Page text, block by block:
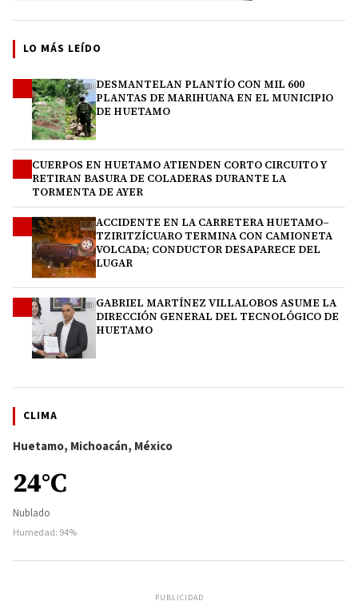
LO MÁS LEÍDO
DESMANTELAN PLANTÍO CON MIL 600
PLANTAS DE MARIHUANA EN EL MUNICIPIO
DE HUETAMO
CUERPOS EN HUETAMO ATIENDEN CORTO CIRCUITO Y
RETIRAN BASURA DE COLADERAS DURANTE LA
TORMENTA DE AYER
ACCIDENTE EN LA CARRETERA HUETAMO–
TZIRITZÍCUARO TERMINA CON CAMIONETA
VOLCADA; CONDUCTOR DESAPARECE DEL
LUGAR
GABRIEL MARTÍNEZ VILLALOBOS ASUME LA
DIRECCIÓN GENERAL DEL TECNOLÓGICO DE
HUETAMO
CLIMA
Huetamo, Michoacán, México
24°C
Nublado
Humedad: 94%
PUBLICIDAD